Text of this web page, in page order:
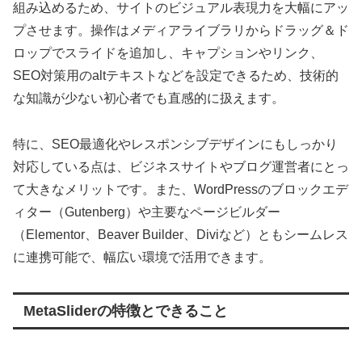
組み込めるため、サイトのビジュアル表現力を大幅にアッ
プさせます。操作はメディアライブラリからドラッグ＆ド
ロップでスライドを追加し、キャプションやリンク、
SEO対策用のaltテキストなどを設定できるため、技術的
な知識が少ない初心者でも直感的に扱えます。
特に、SEO最適化やレスポンシブデザインにもしっかり
対応している点は、ビジネスサイトやブログ運営者にとっ
て大きなメリットです。また、WordPressのブロックエデ
ィター（Gutenberg）や主要なページビルダー
（Elementor、Beaver Builder、Diviなど）ともシームレス
に連携可能で、幅広い環境で活用できます。
MetaSliderの特徴とできること